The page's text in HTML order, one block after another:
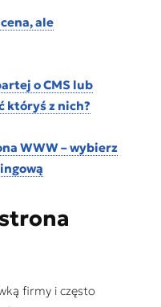
ale
o CMS lub
któryś z nich?
WWW – wybierz
firmy i często